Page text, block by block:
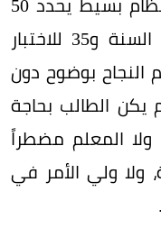
درجة للفصل، منها 15 لأعمال السنة و35 للاختبار
النجاح بوضوح دون
يكن الطالب بحاجة
المعلم مضطراً
ولا ولي الأمر في